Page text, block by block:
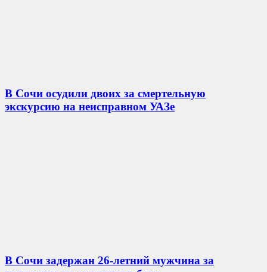
В Сочи осудили двоих за смертельную
экскурсию на неисправном УАЗе
В Сочи задержан 26-летний мужчина за